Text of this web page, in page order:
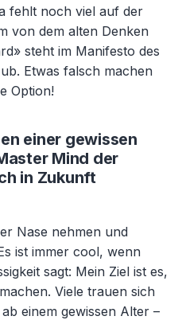
fehlt noch viel auf der
von dem alten Denken
steht im Manifesto des
Etwas falsch machen
Option!
einer gewissen
Mind der
in Zukunft
Nase nehmen und
ist immer cool, wenn
sagt: Mein Ziel ist es,
Viele trauen sich
einem gewissen Alter –